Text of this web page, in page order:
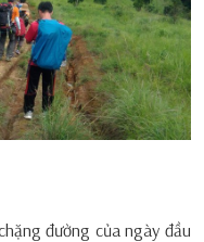
đường của ngày đầu